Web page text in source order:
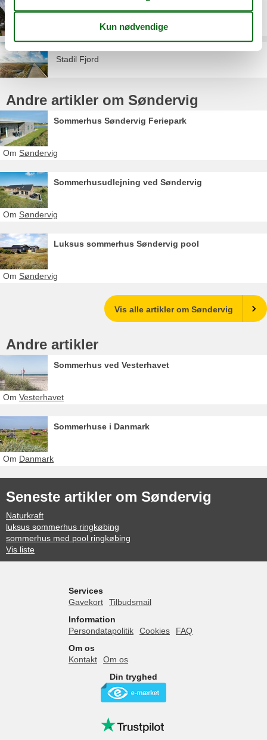
Stadil Fjord
Andre artikler om Søndervig
Sommerhus Søndervig Feriepark
Om Søndervig
Sommerhusudlejning ved Søndervig
Om Søndervig
Luksus sommerhus Søndervig pool
Om Søndervig
Vis alle artikler om Søndervig
Andre artikler
Sommerhus ved Vesterhavet
Om Vesterhavet
Sommerhuse i Danmark
Om Danmark
Seneste artikler om Søndervig
Naturkraft
luksus sommerhus ringkøbing
sommerhus med pool ringkøbing
Vis liste
Services
Gavekort
Tilbudsmail
Information
Persondatapolitik
Cookies
FAQ
Om os
Kontakt
Om os
Din tryghed